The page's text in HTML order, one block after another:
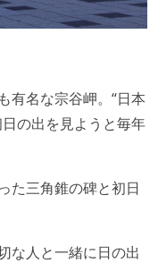
有名な宗谷岬。“日本
の出を見ようと毎年
た三角錐の碑と初日
な人と一緒に日の出